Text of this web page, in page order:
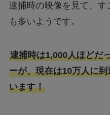
逮捕時の映像を見て、す
も多いようです。
逮捕時は1,000人ほどだ
ーが、現在は10万人に
います！